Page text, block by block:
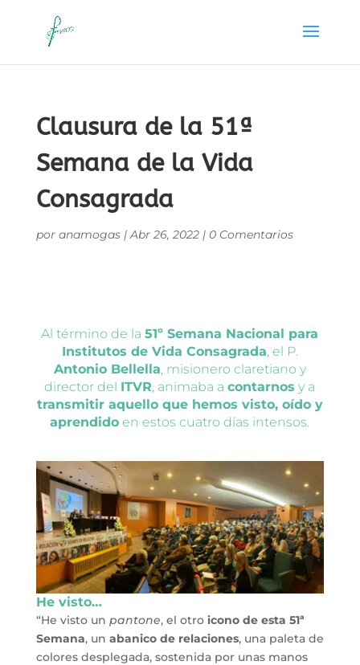
Clausura de la 51ª
Semana de la Vida
Consagrada
por anamogas|Abr 26, 2022| 0 Comentarios
Al término de la51º Semana Nacional para
Institutos de Vida Consagrada, el P.
Antonio Bellella, misionero claretiano y
director del ITVR, animaba acontarnos y a
transmitir aquello que hemos visto, oído y
aprendido en estos cuatro días intensos.
He visto…
“He visto un pantone, el otro icono de esta 51ª
Semana, un abanico de relaciones, una paleta de
colores desplegada, sostenida por unas manos